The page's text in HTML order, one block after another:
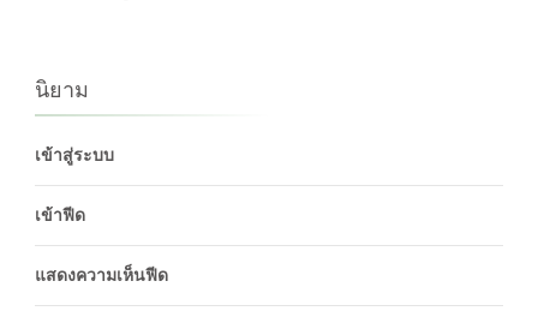
นิยาม
เข้าสู่ระบบ
เข้าฟีด
แสดงความเห็นฟีด